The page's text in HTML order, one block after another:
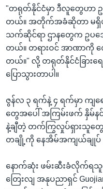
"တရုတ်နိုင်ငံမှာ ဒီလူတွေဟာ ဥ
တယ်။ အတိုက်အခံဆိုတာ မရှိပ
သက်ဆိုင်ရာ ဌာနတွေက ဥပဒ
တယ်။ တရားဝင် အာဏာကို လေ
တယ်။" လို့ တရုတ်နိုင်ငံခြားရေ
ပြောသွားတာပါ။
ဇွန်လ ၃ ရက်နဲ့ ၄ ရက်မှာ က
တွေအပေါ် အကြမ်းဖက် နှိမ်
နဲ့ချီတဲ့ တက်ကြွလှုပ်ရှားသူတွ
တချို့ကို နေအိမ်အကျယ်ချုပ်
နောက်ဆုံး ဖမ်းဆီးခံလိုက်ရ
တြေးလျ အနုပညာရှင်